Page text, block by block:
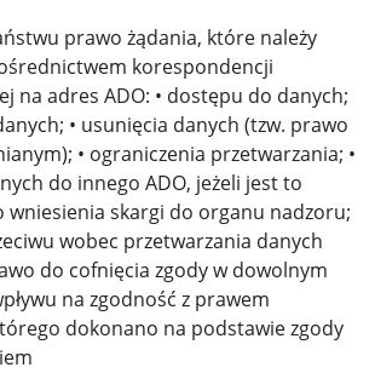
prawo żądania, które należy
korespondencji
na adres ADO: • dostępu do danych;
• usunięcia danych (tzw. prawo
• ograniczenia przetwarzania; •
do innego ADO, jeżeli jest to
wniesienia skargi do organu nadzoru;
wobec przetwarzania danych
do cofnięcia zgody w dowolnym
na zgodność z prawem
dokonano na podstawie zgody